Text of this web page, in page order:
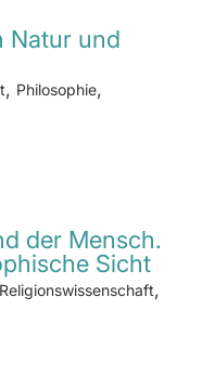
Natur und
, Philosophie,
der Mensch.
Sicht
Religionswissenschaft,